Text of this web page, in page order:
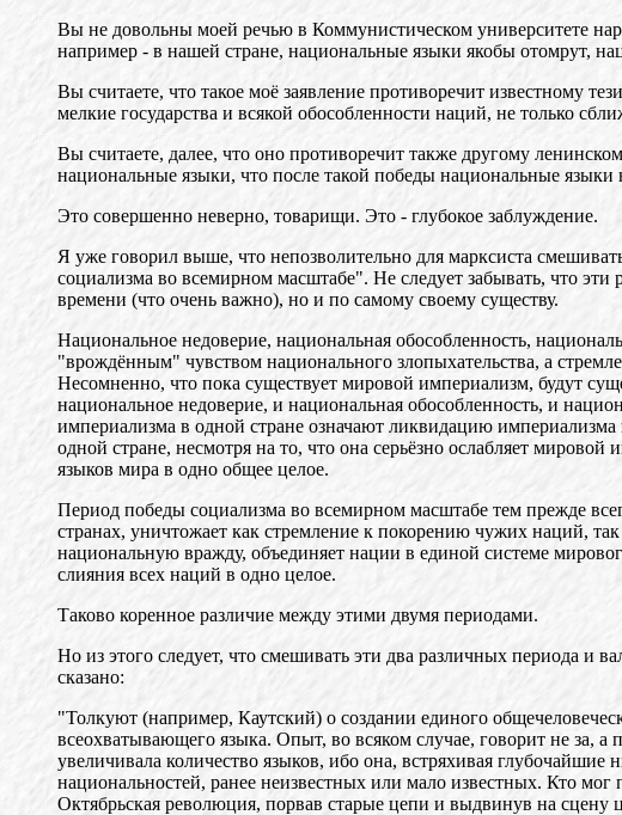
Вы не довольны моей речью в Коммунистическом университете
например - в нашей стране, национальные языки якобы отомрут,
Вы считаете, что такое моё заявление противоречит известному
мелкие государства и всякой обособленности наций, не только
Вы считаете, далее, что оно противоречит также другому
национальные языки, что после такой победы национальные
Это совершенно неверно, товарищи. Это - глубокое заблуждение.
Я уже говорил выше, что непозволительно для марксиста
социализма во всемирном масштабе". Не следует забывать, что
времени (что очень важно), но и по самому своему существу.
Национальное недоверие, национальная обособленность,
"врождённым" чувством национального злопыхательства, а
Несомненно, что пока существует мировой империализм, будут
национальное недоверие, и национальная обособленность, и
империализма в одной стране означают ликвидацию империализма
одной стране, несмотря на то, что она серьёзно ослабляет
языков мира в одно общее целое.
Период победы социализма во всемирном масштабе тем прежде
странах, уничтожает как стремление к покорению чужих наций,
национальную вражду, объединяет нации в единой системе
слияния всех наций в одно целое.
Таково коренное различие между этими двумя периодами.
Но из этого следует, что смешивать эти два различных периода и
сказано:
"Толкуют (например, Каутский) о создании единого
всеохватывающего языка. Опыт, во всяком случае, говорит не за,
увеличивала количество языков, ибо она, встряхивая
национальностей, ранее неизвестных или мало известных. Кто
Октябрьская революция, порвав старые цепи и выдвинув на